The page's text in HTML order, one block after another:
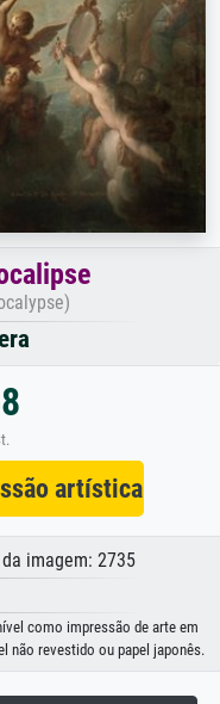
artística
imagem: 2735
como impressão de arte em
não revestido ou papel japonês.